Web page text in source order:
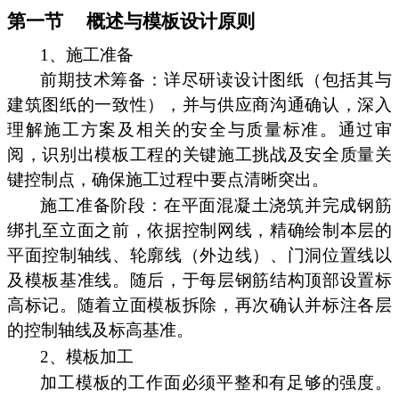
第一节 概述与模板设计原则
1、施工准备
前期技术筹备：详尽研读设计图纸（包括其与
建筑图纸的一致性），并与供应商沟通确认，深入
理解施工方案及相关的安全与质量标准。通过审
阅，识别出模板工程的关键施工挑战及安全质量关
键控制点，确保施工过程中要点清晰突出。
施工准备阶段：在平面混凝土浇筑并完成钢筋
绑扎至立面之前，依据控制网线，精确绘制本层的
平面控制轴线、轮廓线（外边线）、门洞位置线以
及模板基准线。随后，于每层钢筋结构顶部设置标
高标记。随着立面模板拆除，再次确认并标注各层
的控制轴线及标高基准。
2、模板加工
加工模板的工作面必须平整和有足够的强度。